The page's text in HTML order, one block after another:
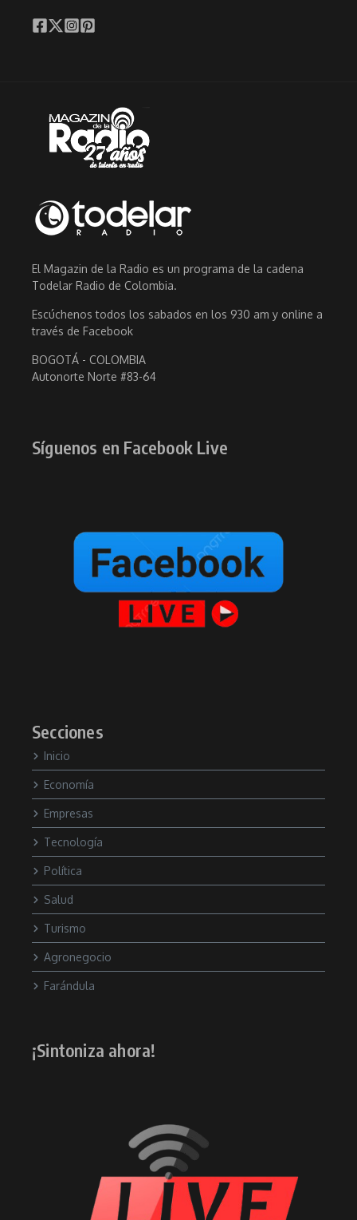
El Magazin de la Radio es un programa de la cadena
Todelar Radio de Colombia.
Escúchenos todos los sabados en los 930 am y online a
través de Facebook
BOGOTÁ - COLOMBIA
Autonorte Norte #83-64
Síguenos en Facebook Live
Secciones
Inicio
Economía
Empresas
Tecnología
Política
Salud
Turismo
Agronegocio
Farándula
¡Sintoniza ahora!